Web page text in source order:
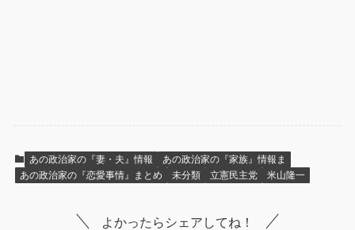
あの政治家の『妻・夫』情報
あの政治家の『家族』情報ま
あの政治家の『恋愛事情』まとめ
未分類 立憲民主党 米山隆一
よかったらシェアしてね！